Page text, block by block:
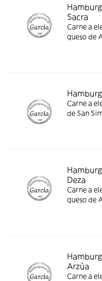
Sacra
Carne a
queso de
Carne a
de San
Deza
Carne a
queso de
Arzúa
Carne a